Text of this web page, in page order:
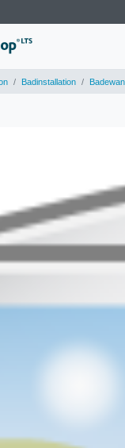
Badinstallation